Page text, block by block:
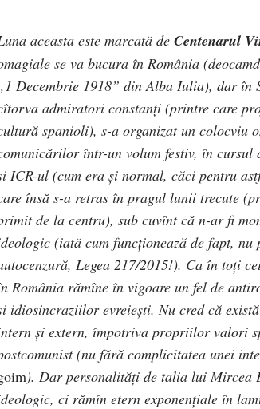
aceasta este marcată de Centenarul
se va bucura în România
Decembrie 1918” din Alba Iulia), dar
admiratori constanți (printre care
spanioli), s-a organizat un colocviu
într-un volum festiv, în
ICR-ul (cum era și normal, căci pentru
însă s-a retras în pragul lunii trecute
de la centru), sub cuvînt că n-ar fi
(iată cum funcționează de fapt,
Legea 217/2015!). Ca în toți
România rămîne în vigoare un fel de
idiosincraziilor evreiești. Nu cred că
și extern, împotriva propriilor valori
(nu fără complicitatea unei
). Dar personalități de talia lui Mircea
ci rămîn etern exponențiale în